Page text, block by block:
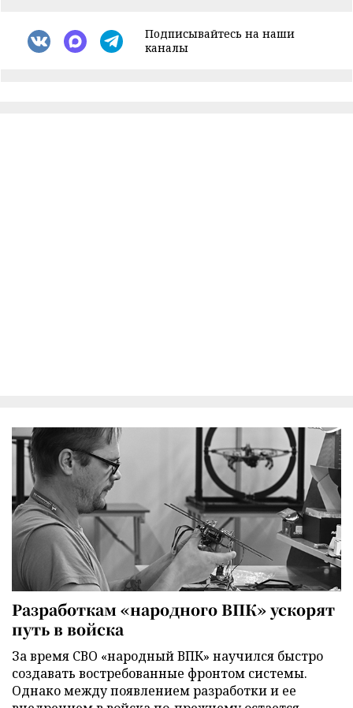
Подписывайтесь на наши
каналы
Разработкам «народного ВПК» ускорят
путь в войска
За время СВО «народный ВПК» научился быстро
создавать востребованные фронтом системы.
Однако между появлением разработки и ее